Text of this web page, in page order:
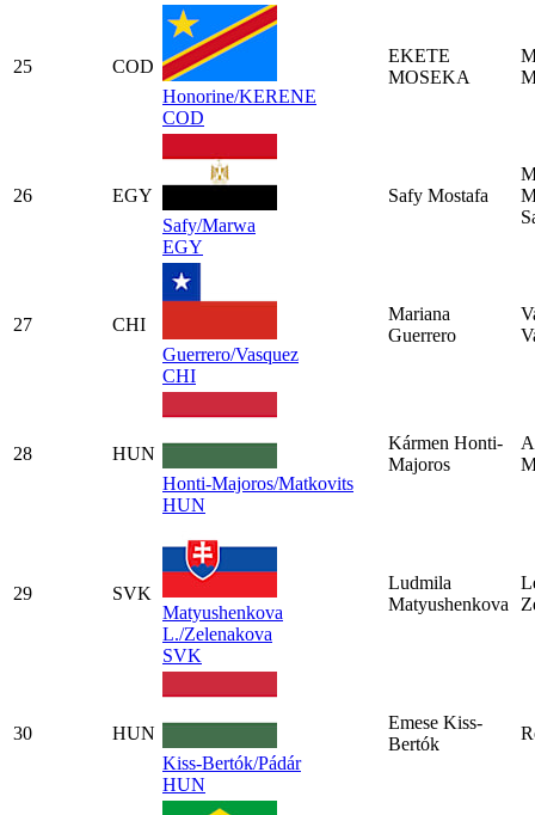
25
COD
Honorine/KERENE
COD
EKETE
MOSEKA
26
EGY
Safy/Marwa
EGY
Safy Mostafa
27
CHI
Guerrero/Vasquez
CHI
Mariana
Guerrero
28
HUN
Honti-Majoros/Matkovits
HUN
Kármen Honti-
Majoros
29
SVK
Matyushenkova
L./Zelenakova
SVK
Ludmila
Matyushenkova
30
HUN
Kiss-Bertók/Pádár
HUN
Emese Kiss-
Bertók